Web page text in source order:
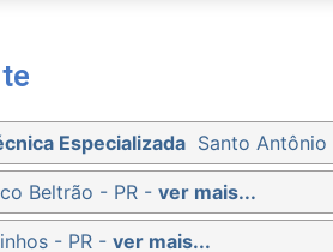
Especializada Santo
Beltrão - PR - ver mais...
- PR - ver mais...